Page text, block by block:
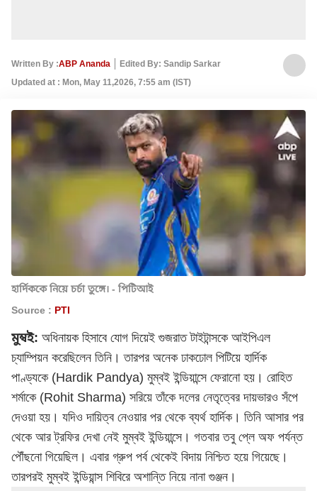
Written By :ABP Ananda
Edited By: Sandip Sarkar
Updated at : Mon, May 11,2026, 7:55 am (IST)
হার্দিককে নিয়ে চর্চা তুঙ্গে। - পিটিআই
Source : PTI
মুম্বই: অধিনায়ক হিসাবে যোগ দিয়েই গুজরাত টাইটান্সকে আইপিএল
চ্যাম্পিয়ন করেছিলেন তিনি। তারপর অনেক ঢাকঢোল পিটিয়ে হার্দিক
পাণ্ড্যকে (Hardik Pandya) মুম্বই ইন্ডিয়ান্সে ফেরানো হয়। রোহিত
শর্মাকে (Rohit Sharma) সরিয়ে তাঁকে দলের নেতৃত্বের দায়ভারও সঁপে
দেওয়া হয়। যদিও দায়িত্ব নেওয়ার পর থেকে ব্যর্থ হার্দিক। তিনি আসার পর
থেকে আর ট্রফির দেখা নেই মুম্বই ইন্ডিয়ান্সে। গতবার তবু প্লে অফ পর্যন্ত
পৌঁছনো গিয়েছিল। এবার গ্রুপ পর্ব থেকেই বিদায় নিশ্চিত হয়ে গিয়েছে।
তারপরই মুম্বই ইন্ডিয়ান্স শিবিরে অশান্তি নিয়ে নানা গুঞ্জন।